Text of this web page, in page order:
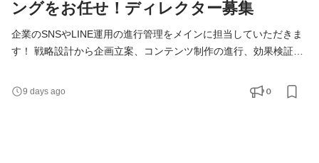
ングをお任せ！ディレクター募集
企業のSNSやLINE運用の進行管理をメインに担当していただきま
す！ 戦略設計から企画立案、コンテンツ制作の進行、効果検証ま
んでいくお仕事です。企業のSNS・LINE運用を一貫してリード
し、スムーズに進行させる役割を担っていただきます。 ＜具体的
9 days ago 0